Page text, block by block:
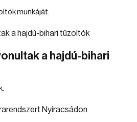
munkáját.
a hajdú-bihari